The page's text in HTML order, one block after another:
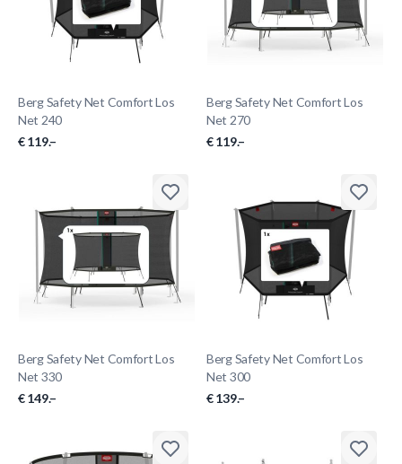
Berg Safety Net Comfort Los
Net 240
€ 119.–
Berg Safety Net Comfort Los
Net 270
€ 119.–
Berg Safety Net Comfort Los
Net 330
€ 149.–
Berg Safety Net Comfort Los
Net 300
€ 139.–